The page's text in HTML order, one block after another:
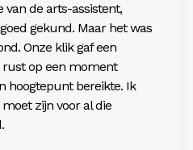
van de arts-assistent,
gekund. Maar het was
Onze klik gaf een
rust op een moment
hoogtepunt bereikte. Ik
zijn voor al die